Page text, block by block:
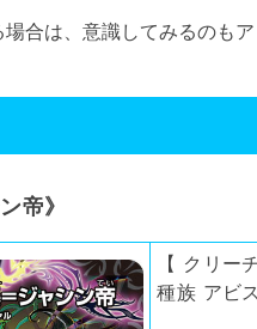
合は、意識してみるのもア
帝》
【 クリー
種族 アビ